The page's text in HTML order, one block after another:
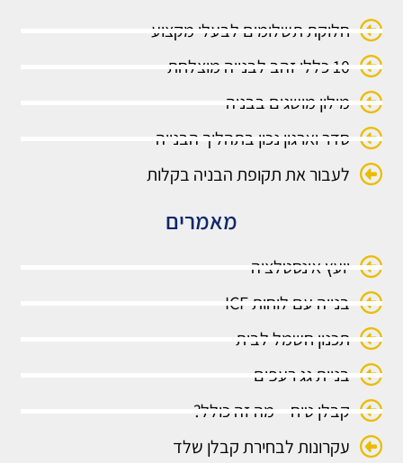
חלוקת תשלומים לבעלי מקצוע
10 כללי זהב לבנייה מוצלחת
מילון מושגים בבניה
סדר וארגון נכון בתהליך הבנייה
לעבור את תקופת הבניה בקלות
מאמרים
יועץ אינסטלציה
בנייה עם לוחות ICF
תכנון חשמל לבית
בניית גג רעפים
קבלן טיח – מה זה כולל?
עקרונות לבחירת קבלן שלד